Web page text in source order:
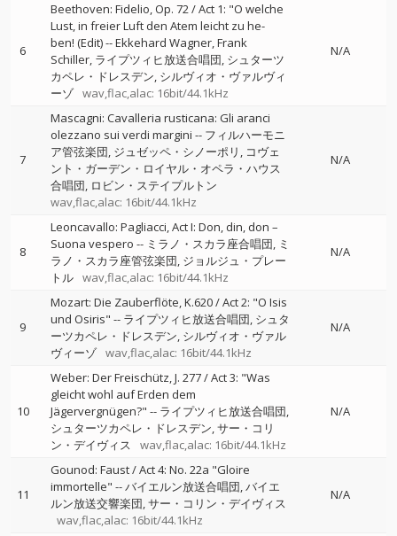
6
Beethoven: Fidelio, Op. 72 / Act 1: "O welche
Lust, in freier Luft den Atem leicht zu he-
ben! (Edit)--Ekkehard Wagner Frank
Schiller ライプツィヒ放送合唱団 シュターツ
カペレ・ドレスデン シルヴィオ・ヴァルヴィ
ーゾ wav,flac,alac: 16bit/44.1kHz
N/A
7
Mascagni: Cavalleria rusticana: Gli aranci
olezzano sui verdi margini -- フィルハーモニ
ア管弦楽団 ジュゼッペ・シノーポリ
コヴェ
ント・ガーデン・ロイヤル・オペラ・ハウス
合唱団 ロビン・ステイプルトン
wav,flac,alac: 16bit/44.1kHz
N/A
8
Leoncavallo: Pagliacci, Act I: Don, din, don –
Suona vespero -- ミラノ・スカラ座合唱団 ミ
ラノ・スカラ座管弦楽団 ジョルジュ・プレー
トル wav,flac,alac: 16bit/44.1kHz
N/A
9
Mozart: Die Zauberflöte, K.620 / Act 2: "O Isis
und Osiris" -- ライプツィヒ放送合唱団 シュタ
ーツカペレ・ドレスデン シルヴィオ・ヴァル
ヴィーゾ wav,flac,alac: 16bit/44.1kHz
N/A
10
Weber: Der Freischütz, J. 277 / Act 3: "Was
gleicht wohl auf Erden dem
Jägervergnügen?" -- ライプツィヒ放送合唱団
シュターツカペレ・ドレスデン サー・コリ
ン・デイヴィス
wav,flac,alac: 16bit/44.1kHz
N/A
11
Gounod: Faust / Act 4: No. 22a "Gloire
immortelle" --バイエルン放送合唱団 バイエ
ルン放送交響楽団 サー・コリン・デイヴィス
wav,flac,alac: 16bit/44.1kHz
N/A